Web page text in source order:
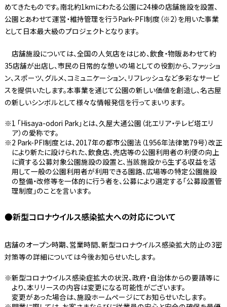
めてきたものです。南北約1kmにわたる公園に24棟の店舗施設を設置、
公園とあわせて運営・維持管理を行うPark-PFI制度（※2）を用いた事業
として日本最大級のプロジェクトとなります。
店舗施設については、全国の人気店をはじめ、飲食・物販あわせて約
35店舗が出店し、市民の日常的な憩いの場としての役割から、ファッショ
ン、スポーツ、グルメ、コミュニケーション、リフレッシュなど多彩なサービ
スを提供いたします。本事業を通じて公園の新しい価値を創造し、名古屋
の新しいシンボルとして様々な情報発信を行ってまいります。
1 「Hisaya-odori Park」とは、久屋大通公園（北エリア・テレビ塔エリ
ア）の愛称です。
2 Park-PFI制度とは、2017年の都市公園法（1956年法律第79号）改正
により新たに設けられた、飲食店、売店等の公園利用者の利便の向上
に資する公募対象公園施設の設置と、当該施設から生ずる収益を活
用して一般の公園利用者が利用できる園路、広場等の特定公園施設
の整備・改修等を一体的に行う者を、公募により選定する「公募設置管
理制度」のことを言います。
●新型コロナウイルス感染拡大への対応について
店舗のオープン時期、営業時間、新型コロナウイルス感染拡大防止の3密
対策等の詳細については今後お知らせいたします。
新型コロナウイルス感染症拡大の状況、政府・自治体からの要請等に
より、本リリースの内容は変更になる可能性がございます。
変更があった場合は、施設ホームページにてお知らせいたします。